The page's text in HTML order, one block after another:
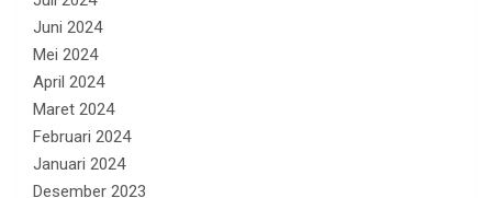
Juni 2024
Mei 2024
April 2024
Maret 2024
Februari 2024
Januari 2024
Desember 2023